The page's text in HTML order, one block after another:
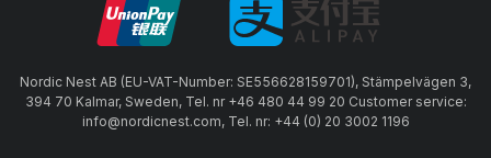
Nordic Nest AB (EU-VAT-Number: SE556628159701), Stämpelvägen 3,
394 70 Kalmar, Sweden, Tel. nr +46 480 44 99 20 Customer service:
info@nordicnest.com, Tel. nr: +44 (0) 20 3002 1196